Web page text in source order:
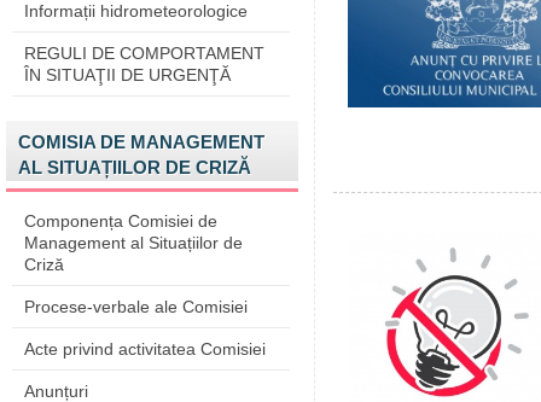
Informații hidrometeorologice
REGULI DE COMPORTAMENT
ÎN SITUAŢII DE URGENŢĂ
COMISIA DE MANAGEMENT
AL SITUAȚIILOR DE CRIZĂ
Componența Comisiei de
Management al Situațiilor de
Criză
Procese-verbale ale Comisiei
Acte privind activitatea Comisiei
Anunțuri